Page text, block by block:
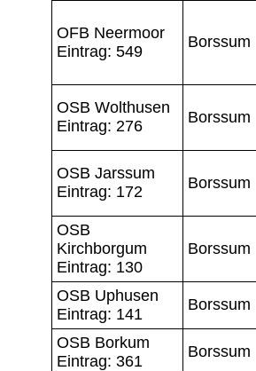
OFB Neermoor
Eintrag: 549
Borssum
OSB Wolthusen
Eintrag: 276
Borssum
OSB Jarssum
Eintrag: 172
Borssum
OSB
Kirchborgum
Eintrag: 130
Borssum
OSB Uphusen
Eintrag: 141
Borssum
OSB Borkum
Eintrag: 361
Borssum